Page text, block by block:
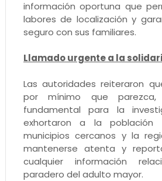
información oportuna que
labores de localización y
seguro con sus familiares.
Llamado urgente a la
Las autoridades reiteraron
por mínimo que parezca,
fundamental para la
exhortaron a la población
municipios cercanos y la
mantenerse atenta y
cualquier información
paradero del adulto mayor.